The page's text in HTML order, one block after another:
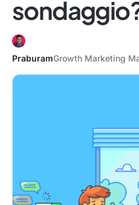
PraburamGrowth Marketing